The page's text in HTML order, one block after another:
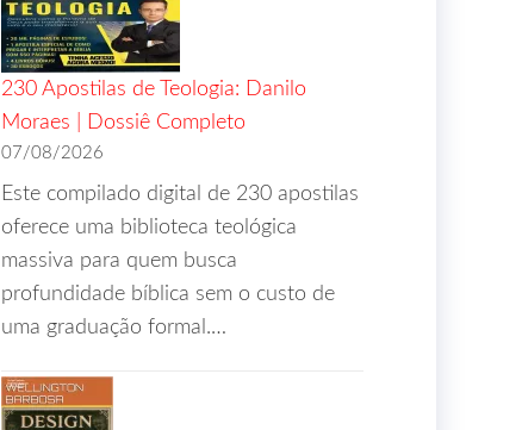
230 Apostilas de Teologia: Danilo
Moraes | Dossiê Completo
07/08/2026
Este compilado digital de 230 apostilas
oferece uma biblioteca teológica
massiva para quem busca
profundidade bíblica sem o custo de
uma graduação formal.…